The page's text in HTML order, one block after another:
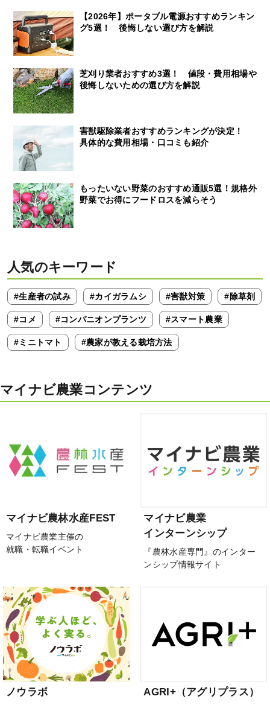
【2026年】ポータブル電源おすすめランキン
グ5選！ 後悔しない選び方を解説
芝刈り業者おすすめ3選！ 値段・費用相場や
後悔しないための選び方を解説
害獣駆除業者おすすめランキングが決定！
具体的な費用相場・口コミも紹介
もったいない野菜のおすすめ通販5選！規格外
野菜でお得にフードロスを減らそう
人気のキーワード
#生産者の試み #カイガラムシ #害獣対策 #除草剤
#コメ #コンパニオンプランツ #スマート農業
#ミニトマト #農家が教える栽培方法
マイナビ農業コンテンツ
マイナビ農林水産FEST
マイナビ農業主催の
就職・転職イベント
マイナビ農業
インターンシップ
『農林水産専門』のインター
ンシップ情報サイト
ノウラボ AGRI+（アグリプラス）